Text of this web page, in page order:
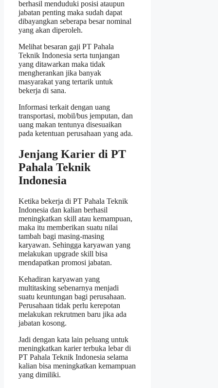
berhasil menduduki posisi ataupun
jabatan penting maka sudah dapat
dibayangkan seberapa besar nominal
yang akan diperoleh.
Melihat besaran gaji PT Pahala
Teknik Indonesia serta tunjangan
yang ditawarkan maka tidak
mengherankan jika banyak
masyarakat yang tertarik untuk
bekerja di sana.
Informasi terkait dengan uang
transportasi, mobil/bus jemputan, dan
uang makan tentunya disesuaikan
pada ketentuan perusahaan yang ada.
Jenjang Karier di PT
Pahala Teknik
Indonesia
Ketika bekerja di PT Pahala Teknik
Indonesia dan kalian berhasil
meningkatkan skill atau kemampuan,
maka itu memberikan suatu nilai
tambah bagi masing-masing
karyawan. Sehingga karyawan yang
melakukan upgrade skill bisa
mendapatkan promosi jabatan.
Kehadiran karyawan yang
multitasking sebenarnya menjadi
suatu keuntungan bagi perusahaan.
Perusahaan tidak perlu kerepotan
melakukan rekrutmen baru jika ada
jabatan kosong.
Jadi dengan kata lain peluang untuk
meningkatkan karier terbuka lebar di
PT Pahala Teknik Indonesia selama
kalian bisa meningkatkan kemampuan
yang dimiliki.